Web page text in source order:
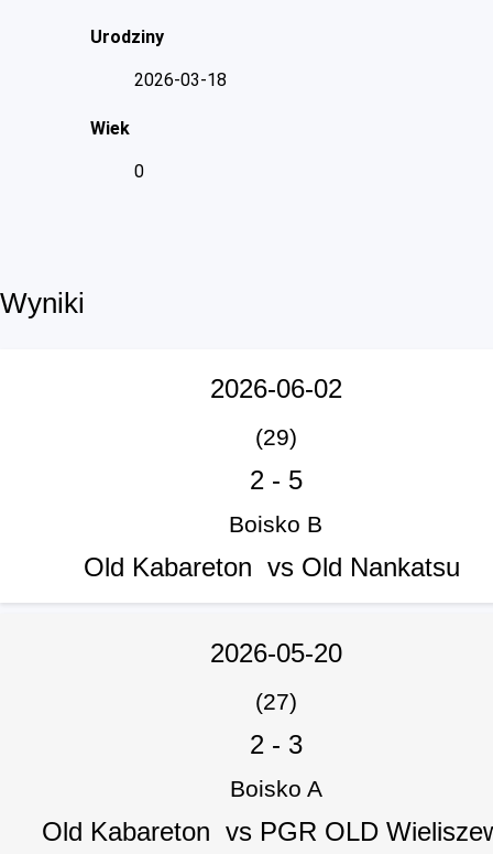
Urodziny
2026-03-18
Wiek
0
Wyniki
2026-06-02
(29)
2- 5
Boisko B
Old Kabareton vs Old Nankatsu
2026-05-20
(27)
2- 3
Boisko A
Old Kabareton vs PGR OLD